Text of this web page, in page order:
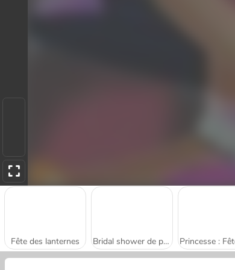
Fête des lanternes Bridal shower de princesse